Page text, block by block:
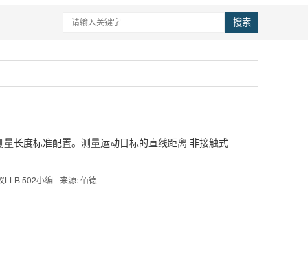
搜索
长度标准配置。测量运动目标的直线距离 非接触式
LLB 502小编 来源: 佰德